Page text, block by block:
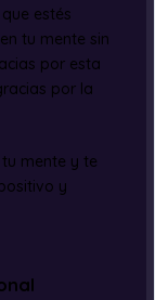
estés
tu mente sin
por esta
por la
mente y te
y